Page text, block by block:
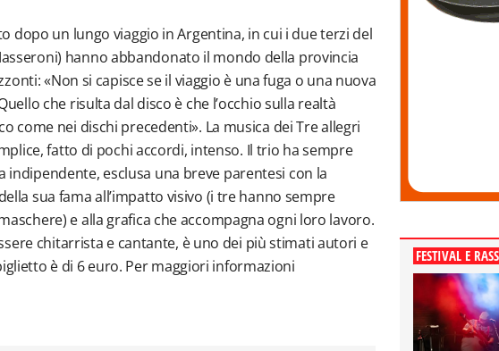
dopo un lungo viaggio in Argentina, in cui i due terzi del
hanno abbandonato il mondo della provincia
«Non si capisce se il viaggio è una fuga o una nuova
che risulta dal disco è che l’occhio sulla realtà
come nei dischi precedenti». La musica dei Tre allegri
fatto di pochi accordi, intenso. Il trio ha sempre
indipendente, esclusa una breve parentesi con la
sua fama all’impatto visivo (i tre hanno sempre
e alla grafica che accompagna ogni loro lavoro.
chitarrista e cantante, è uno dei più stimati autori e
è di 6 euro. Per maggiori informazioni
FESTIVAL E